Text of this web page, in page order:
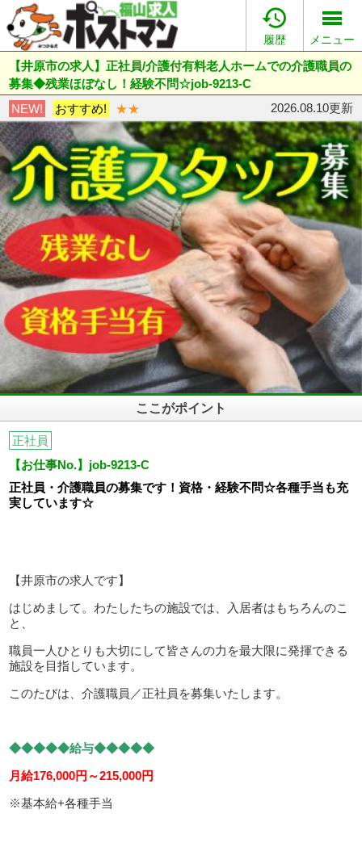

履歴 メニュー
【井原市の求人】正社員/介護付有料老人ホームでの介護職員の
募集◆残業ほぼなし！経験不問☆job-9213-C
NEW!
おすすめ! ★★ 2026.08.10更新
ここがポイント
正社員
【お仕事No.】job-9213-C
正社員・介護職員の募集です！資格・経験不問☆各種手当も充
実しています☆
【井原市の求人です】
はじめまして。わたしたちの施設では、入居者はもちろんのこ
と、
職員一人ひとりも大切にして皆さんの力を最大限に発揮できる
施設を目指しています。
このたびは、介護職員／正社員を募集いたします。
◆◆◆◆◆給与◆◆◆◆◆
月給176,000円～215,000円
※基本給+各種手当